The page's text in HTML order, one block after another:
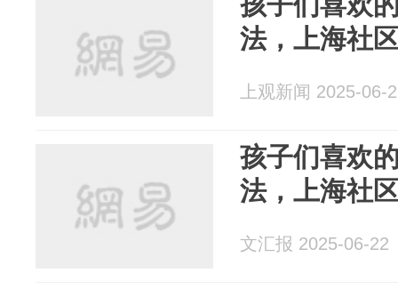
法，上海社
上观新闻 2025-06-
孩子们喜欢
法，上海社
文汇报 2025-06-22